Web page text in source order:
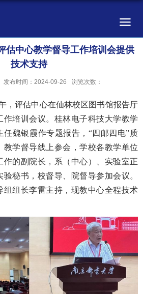
估中心教学督导工作培训会提供
技术支持
发布时间：2024-09-26 浏览次数：
，评估中心在仙林校区图书馆报告厅
作培训会议。桂林电子科技大学教学
任魏银霞作专题报告，“四邮四电”质
教学督导线上参会，学校各教学单位
作的副院长，系（中心）、实验室正
秘书，校督导、院督导参加会议。
组组长李雷主持，现教中心全程技术